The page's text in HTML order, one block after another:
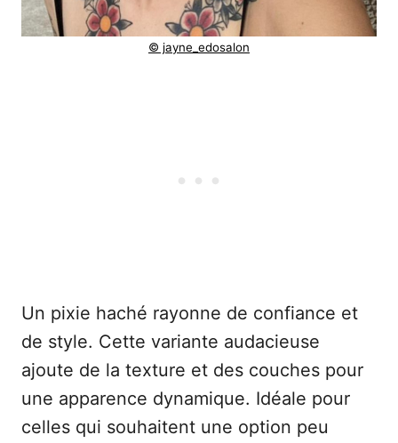
© jayne_edosalon
Un pixie haché rayonne de confiance et
de style. Cette variante audacieuse
ajoute de la texture et des couches pour
une apparence dynamique. Idéale pour
celles qui souhaitent une option peu